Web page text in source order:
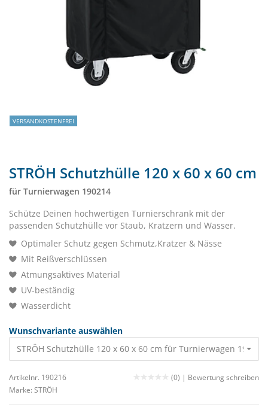
VERSANDKOSTENFREI
STRÖH Schutzhülle 120 x 60 x 60 cm
für Turnierwagen 190214
Schütze Deinen hochwertigen Turnierschrank mit der
passenden Schutzhülle vor Staub, Kratzern und Wasser.
Optimaler Schutz gegen Schmutz,Kratzer & Nässe
Mit Reißverschlüssen
Atmungsaktives Material
UV-beständig
Wasserdicht
Wunschvariante auswählen
STRÖH Schutzhülle 120 x 60 x 60 cm für Turnierwagen
Artikelnr. 190216 (0) | Bewertung schreiben
Marke: STRÖH